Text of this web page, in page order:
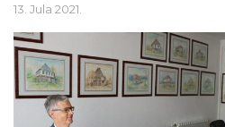
13. Jula 2021.